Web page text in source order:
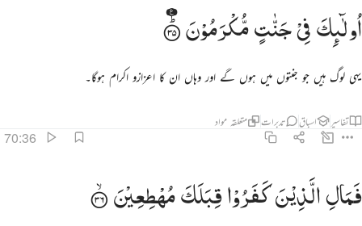
اولايك في جنات مكرمون ٣٥
أُو۟لَـٰٓئِكَ فِى جَنَّـٰتٍۢ مُّكْرَمُونَ ٣٥
اُولٰٓىِٕكَفِیْجَنّٰتٍمُّكْرَمُوْنَ
یہی لوگ ہیں جو جنتوں میں ہوں گے اور وہاں ان کا اعزازو اکرام ہوگا۔
تفاسیر اسباق تدبرات متعلقہ مواد
70:36
فمال الذين كفروا قبلك مهطعين ٣٦
فَمَالِ ٱلَّذِينَ كَفَرُوا۟ قِبَلَكَ مُهْطِعِينَ ٣٦
فَمَالِالَّذِیْنَكَفَرُوْاقِبَلَكَمُهْطِعِیْنَ